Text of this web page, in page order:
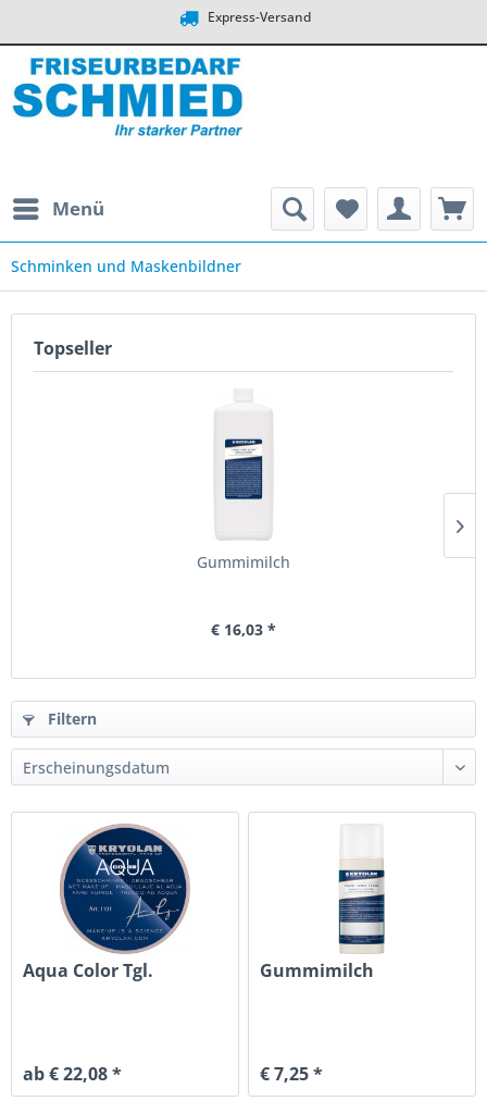
Express-Versand
Menü
Schminken und Maskenbildner
Topseller
Gummimilch
€ 16,03 *
Filtern
Aqua Color Tgl.
ab € 22,08 *
Gummimilch
€ 7,25 *